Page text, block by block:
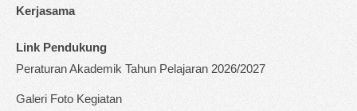
Kerjasama
Link Pendukung
Peraturan Akademik Tahun Pelajaran 2026/2027
Galeri Foto Kegiatan